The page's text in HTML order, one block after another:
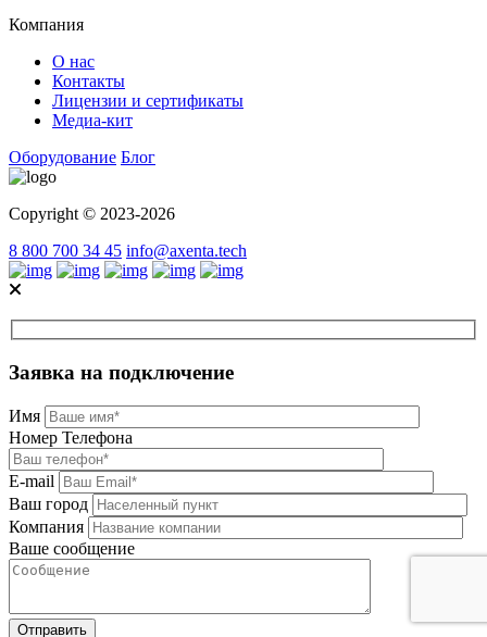
Компания
О нас
Контакты
Лицензии и сертификаты
Медиа-кит
Оборудование Блог
Copyright © 2023-2026
8 800 700 34 45 info@axenta.tech
Заявка на подключение
Имя
Номер Телефона
E-mail
Ваш город
Компания
Ваше сообщение